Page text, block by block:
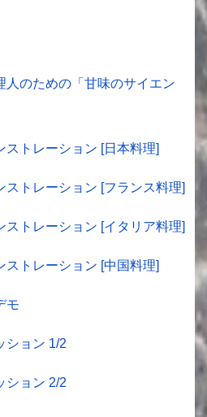
人のための「甘味のサイエン
ストレーション [日本料理]
ストレーション [フランス料理]
ストレーション [イタリア料理]
ストレーション [中国料理]
モ
ション 1/2
ション 2/2